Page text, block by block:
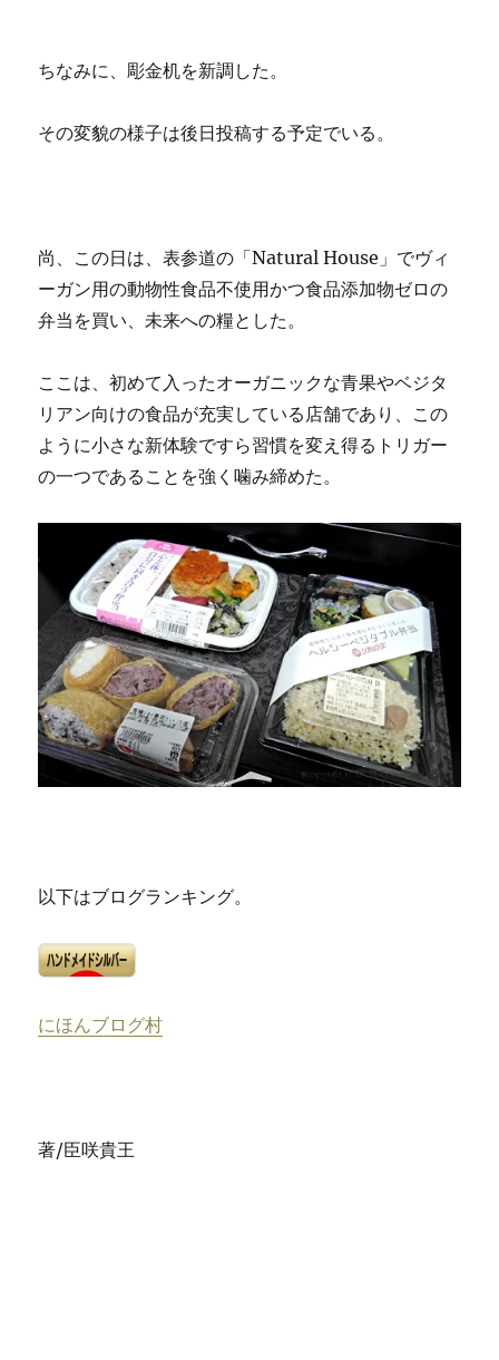
ちなみに、彫金机を新調した。
その変貌の様子は後日投稿する予定でいる。
尚、この日は、表参道の「Natural House」でヴィ
ーガン用の動物性食品不使用かつ食品添加物ゼロの
弁当を買い、未来への糧とした。
ここは、初めて入ったオーガニックな青果やベジタ
リアン向けの食品が充実している店舗であり、この
ように小さな新体験ですら習慣を変え得るトリガー
の一つであることを強く噛み締めた。
以下はブログランキング。
にほんブログ村
著/臣咲貴王